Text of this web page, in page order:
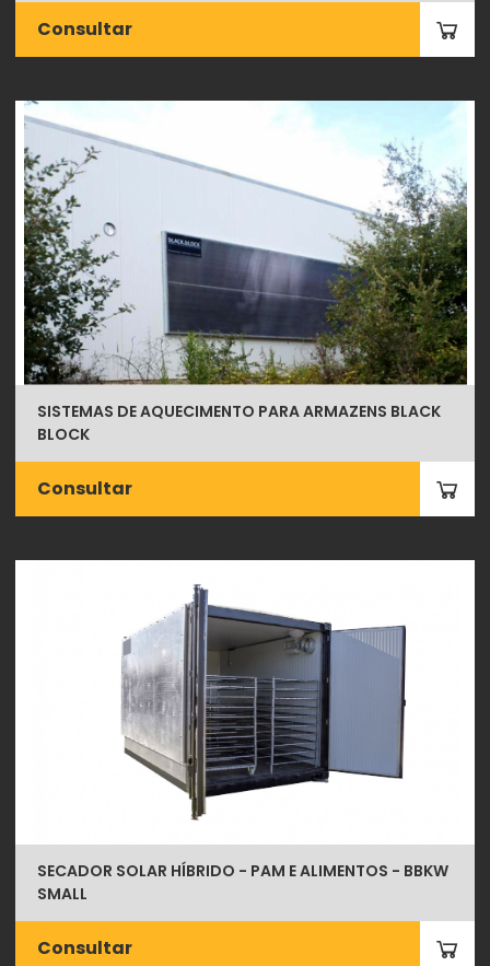
Consultar
SISTEMAS DE AQUECIMENTO PARA ARMAZENS BLACK
BLOCK
Consultar
SECADOR SOLAR HÍBRIDO - PAM E ALIMENTOS - BBKW
SMALL
Consultar